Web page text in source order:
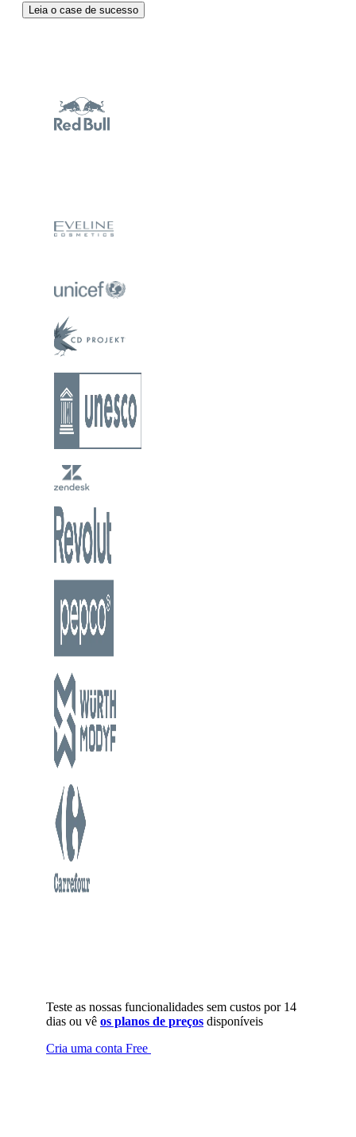
Leia o case de sucesso
Teste as nossas funcionalidades sem custos por 14
dias ou vê os planos de preços disponíveis
Cria uma conta Free